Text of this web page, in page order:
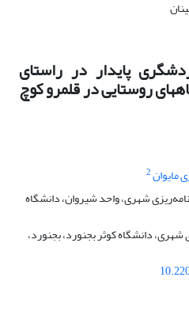
پایدار در راستای
توسعه اقتصادی سکونتگاه‎های روستایی در قلمرو کوچ
مایوان2
شهری، واحد شیروان، دانشگاه
شهری، دانشگاه کوثر بجنورد، بجنورد،